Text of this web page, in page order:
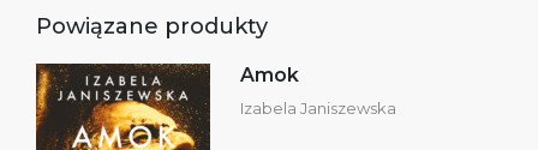
Powiązane produkty
Amok
Izabela Janiszewska